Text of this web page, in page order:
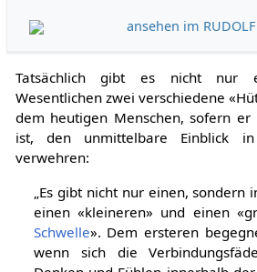
ansehen im
Tatsächlich gibt es nicht nur
Wesentlichen zwei verschiedene
dem heutigen Menschen, sofern
ist, den unmittelbare Einblick
verwehren:
„Es gibt nicht nur einen, sondern
einen «kleineren» und einen
Schwelle». Dem ersteren
wenn sich die